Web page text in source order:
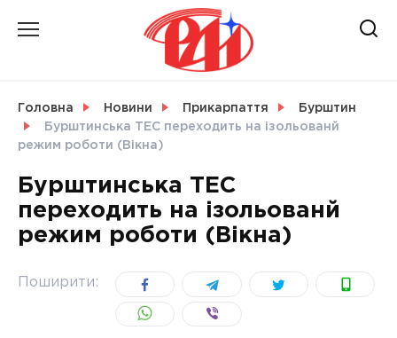
СВІТ
УКРАЇНА
Головна Новини Прикарпаття
Бурштин
Бурштинська ТЕС переходить на ізольованй
режим роботи (Вікна)
Бурштинська ТЕС
переходить на ізольованй
режим роботи (Вікна)
Поширити: